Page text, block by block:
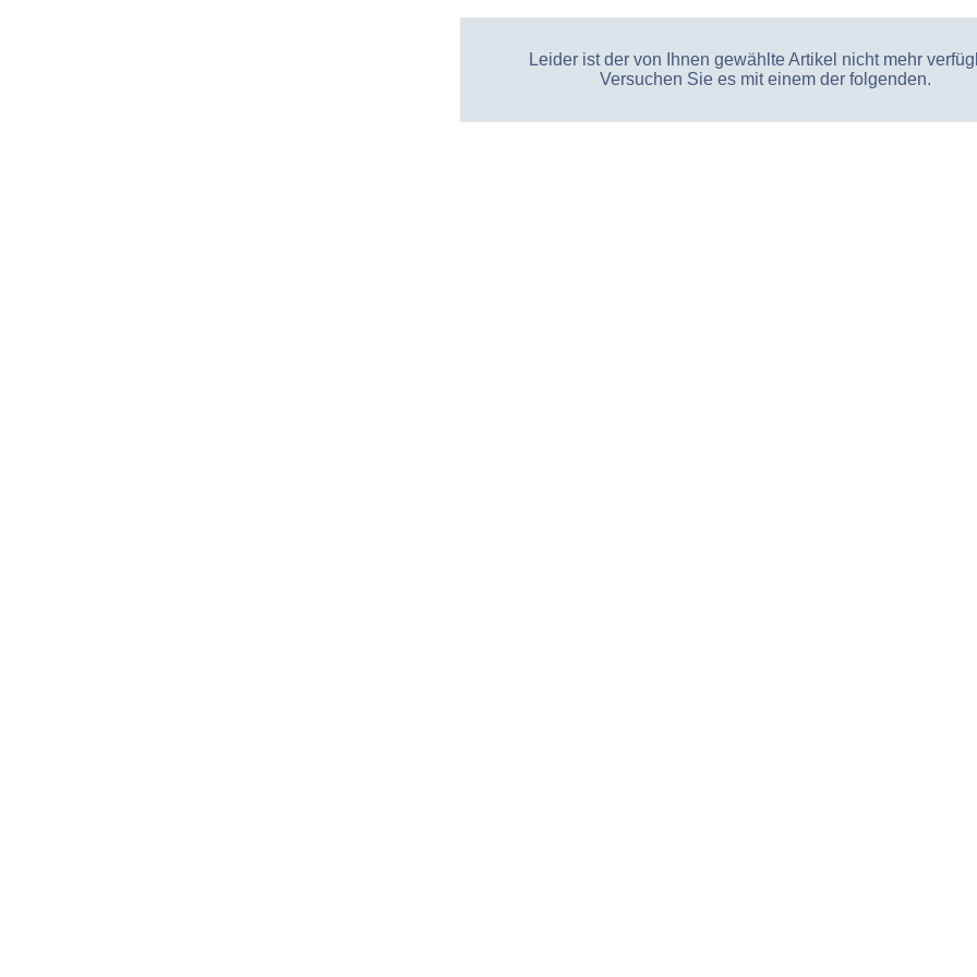
Leider ist der von Ihnen gewählte Artikel nicht mehr
Versuchen Sie es mit einem der folgenden.